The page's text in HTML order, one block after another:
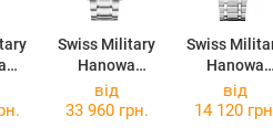
Swiss Military
Hanowa
Majestic
Pioneer
Swiss
Hanowa
від
33 960 грн.
від
14 120